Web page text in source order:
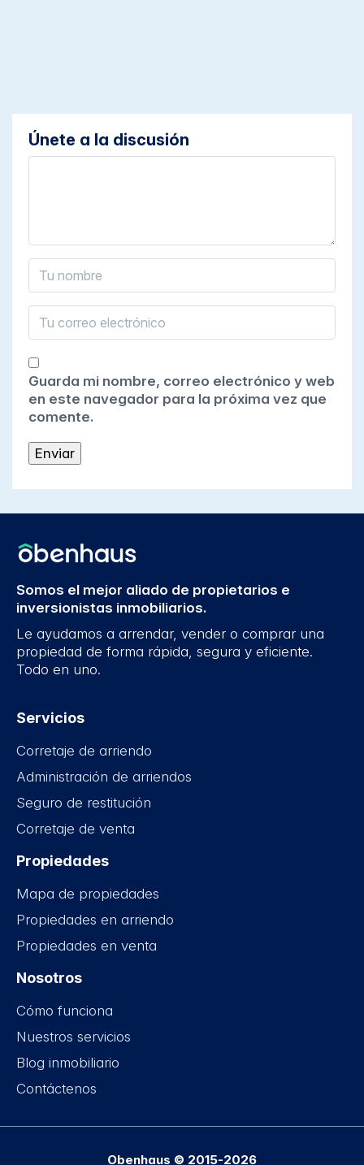
Únete a la discusión
Guarda mi nombre, correo electrónico y web
en este navegador para la próxima vez que
comente.
Somos el mejor aliado de propietarios e
inversionistas inmobiliarios.
Le ayudamos a arrendar, vender o comprar una
propiedad de forma rápida, segura y eficiente.
Todo en uno.
Servicios
Corretaje de arriendo
Administración de arriendos
Seguro de restitución
Corretaje de venta
Propiedades
Mapa de propiedades
Propiedades en arriendo
Propiedades en venta
Nosotros
Cómo funciona
Nuestros servicios
Blog inmobiliario
Contáctenos
Obenhaus © 2015-2026